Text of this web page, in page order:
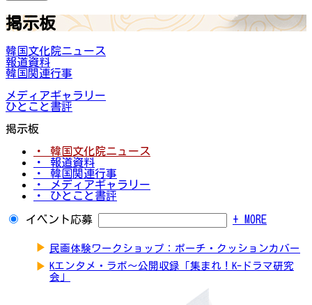
掲示板
韓国文化院ニュース
報道資料
韓国関連行事
メディアギャラリー
ひとこと書評
掲示板
・ 韓国文化院ニュース
・ 報道資料
・ 韓国関連行事
・ メディアギャラリー
・ ひとこと書評
イベント応募 + MORE
▶ 民画体験ワークショップ：ポーチ・クッションカバー
▶ Kエンタメ・ラボ～公開収録「集まれ！K-ドラマ研究
会」